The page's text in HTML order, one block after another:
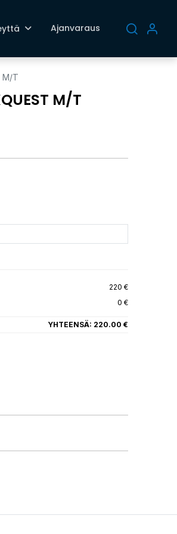
Ajanvaraus
M/T
M/T
220 €
0 €
YHTEENSÄ: 220.00 €